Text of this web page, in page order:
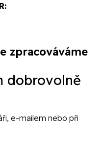
zpracováváme
dobrovolně
e-mailem nebo při